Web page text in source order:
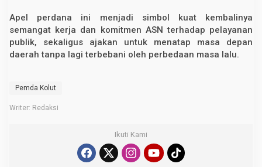
Apel perdana ini menjadi simbol kuat kembalinya
semangat kerja dan komitmen ASN terhadap pelayanan
publik, sekaligus ajakan untuk menatap masa depan
daerah tanpa lagi terbebani oleh perbedaan masa lalu.
Pemda Kolut
Writer: Redaksi
Ikuti Kami